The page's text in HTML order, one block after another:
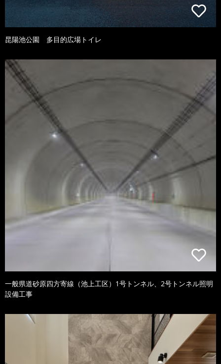
昆陽池公園 多目的広場トイレ
一般県道砂原四方寄線（池上工区）1号トンネル、2号トンネル照明
設備工事